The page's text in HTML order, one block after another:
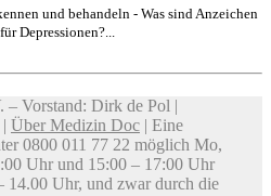
und behandeln - Was sind Anzeichen
Depressionen?...
Vorstand: Dirk de Pol |
| Über Medizin Doc | Eine
0800 011 77 22 möglich Mo,
Uhr und 15:00 – 17:00 Uhr
Uhr, und zwar durch die